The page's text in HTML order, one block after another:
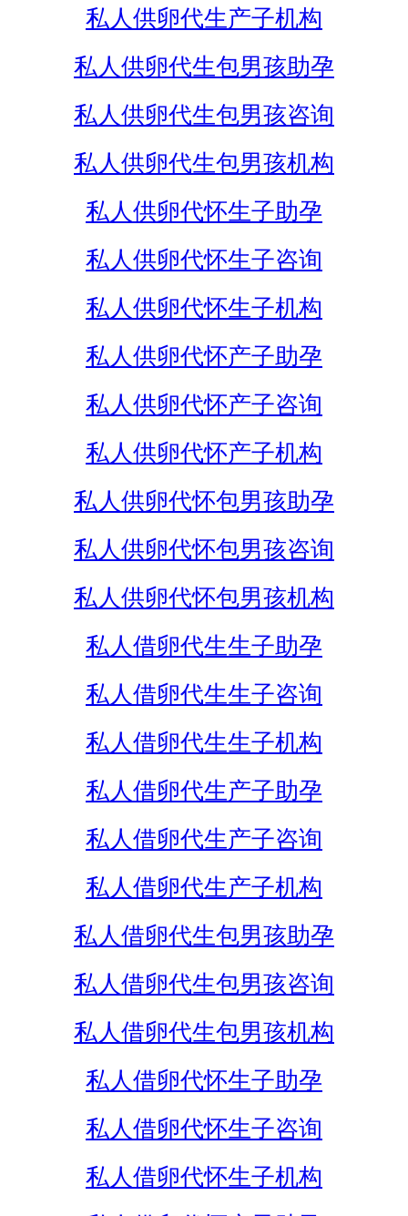
私人供卵代生产子机构
私人供卵代生包男孩助孕
私人供卵代生包男孩咨询
私人供卵代生包男孩机构
私人供卵代怀生子助孕
私人供卵代怀生子咨询
私人供卵代怀生子机构
私人供卵代怀产子助孕
私人供卵代怀产子咨询
私人供卵代怀产子机构
私人供卵代怀包男孩助孕
私人供卵代怀包男孩咨询
私人供卵代怀包男孩机构
私人借卵代生生子助孕
私人借卵代生生子咨询
私人借卵代生生子机构
私人借卵代生产子助孕
私人借卵代生产子咨询
私人借卵代生产子机构
私人借卵代生包男孩助孕
私人借卵代生包男孩咨询
私人借卵代生包男孩机构
私人借卵代怀生子助孕
私人借卵代怀生子咨询
私人借卵代怀生子机构